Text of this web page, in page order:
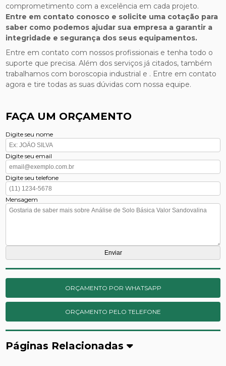
comprometimento com a excelência em cada projeto.
Entre em contato conosco e solicite uma cotação para
saber como podemos ajudar sua empresa a garantir a
integridade e segurança dos seus equipamentos.
Entre em contato com nossos profissionais e tenha todo o
suporte que precisa. Além dos serviços já citados, também
trabalhamos com boroscopia industrial e . Entre em contato
agora e tire todas as suas dúvidas com nossa equipe.
FAÇA UM ORÇAMENTO
Digite seu nome
Digite seu email
Digite seu telefone
Mensagem
ORÇAMENTO POR WHATSAPP
ORÇAMENTO PELO TELEFONE
Páginas Relacionadas